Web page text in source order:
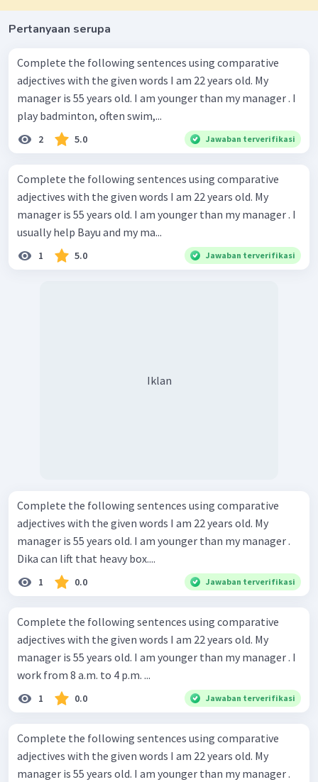
adalah"worse".
Kalimat yang dapat dibentuk berdasarkan informasi yang
comparative adj. + than + noun 2.
Dengan demikian, kalimat yang terbentuk adalah
street in front of our office is worse that the street on the
other block."
Jadi, jawaban yang benar adalah "The street in front of
our office is worse that the street on the other block."
Pertanyaan serupa
Complete the following sentences using comparative
adjectives with the given words I am 22 years old. My
manager is 55 years old. I am younger than my manager . I
play badminton, often swim,...
2 5.0 Jawaban terverifikasi
Complete the following sentences using comparative
adjectives with the given words I am 22 years old. My
manager is 55 years old. I am younger than my manager . I
usually help Bayu and my ma...
1 5.0 Jawaban terverifikasi
Iklan
Complete the following sentences using comparative
adjectives with the given words I am 22 years old. My
manager is 55 years old. I am younger than my manager .
Dika can lift that heavy box....
1 0.0 Jawaban terverifikasi
Complete the following sentences using comparative
adjectives with the given words I am 22 years old. My
manager is 55 years old. I am younger than my manager . I
work from 8 a.m. to 4 p.m. ...
1 0.0 Jawaban terverifikasi
Complete the following sentences using comparative
adjectives with the given words I am 22 years old. My
manager is 55 years old. I am younger than my manager .